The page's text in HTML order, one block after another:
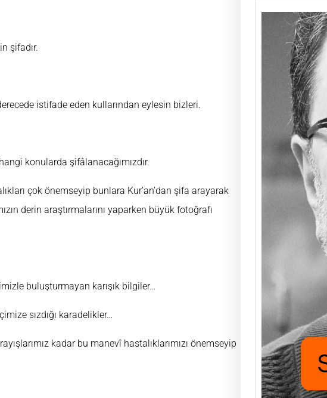
şifadır.
istifade eden kullarından eylesin bizleri.
konularda şifâlanacağımızdır.
çok önemseyip bunlara Kur’an’dan şifa arayarak
derin araştırmalarını yaparken büyük fotoğrafı
buluşturmayan karışık bilgiler…
sızdığı karadelikler…
kadar bu manevî hastalıklarımızı önemseyip
için